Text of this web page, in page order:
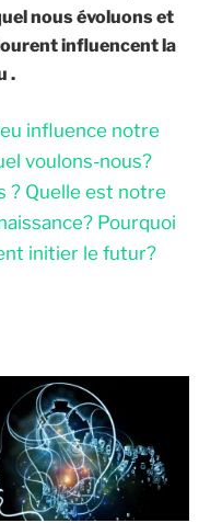
nous évoluons et
influencent la
.
influence notre
voulons-nous?
? Quelle est notre
Pourquoi
initier le futur?